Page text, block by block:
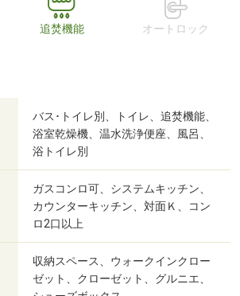
追焚機能 オートロック
バス･トイレ別、トイレ、追焚機能、
浴室乾燥機、温水洗浄便座、風呂、
浴トイレ別
ガスコンロ可、システムキッチン、
カウンターキッチン、対面Ｋ、コン
ロ2口以上
収納スペース、ウォークインクロー
ゼット、クローゼット、グルニエ、